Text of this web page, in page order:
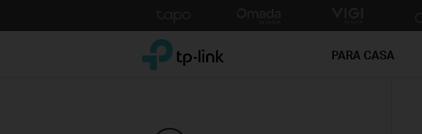
to
TP-Link, Reliably Smart PARA CASA